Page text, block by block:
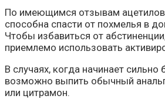
По имеющимся отзывам
способна спасти от похмелья в
Чтобы избавиться от
приемлемо использовать
В случаях, когда начинает сильно
возможно выпить обычный
или цитрамон.